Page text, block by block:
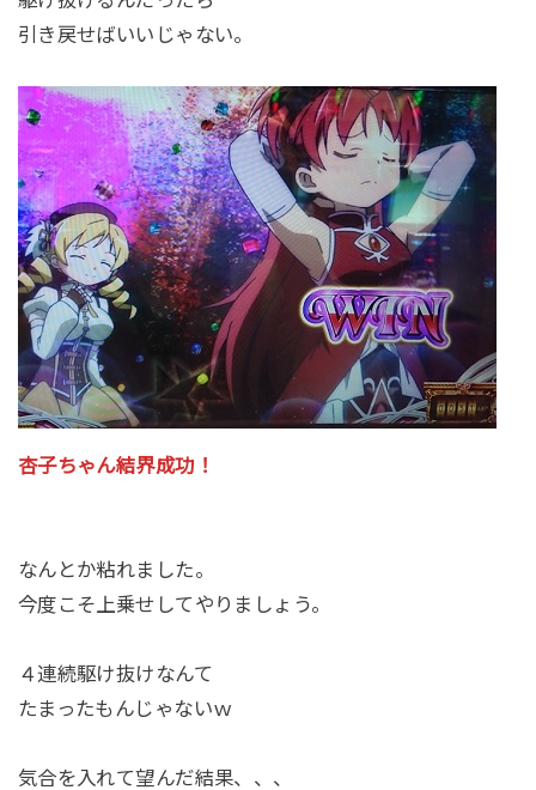
引き戻せばいいじゃない。
杏子ちゃん結界成功！
なんとか粘れました。
今度こそ上乗せしてやりましょう。
４連続駆け抜けなんて
たまったもんじゃないｗ
気合を入れて望んだ結果、、、